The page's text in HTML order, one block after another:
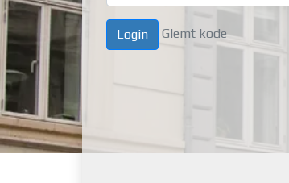
Glemt kode